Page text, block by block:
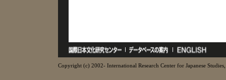
Copyright (c) 2002- International Research Center for Japanese